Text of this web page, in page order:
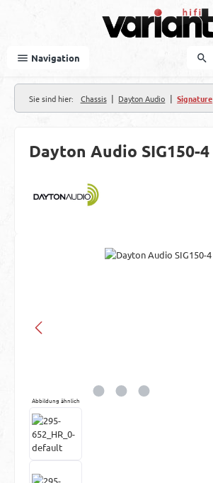
Navigation
Sie sind hier: Chassis | Dayton Audio | Signature
Dayton Audio SIG150-4
Bildergalerie überspringen
Abbildung ähnlich